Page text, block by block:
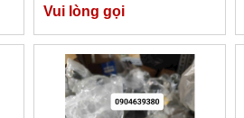
Vui lòng gọi